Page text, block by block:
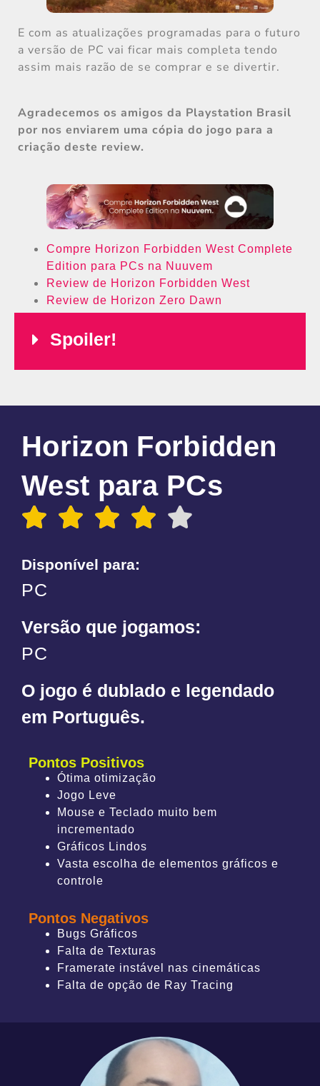
E com as atualizações programadas para o futuro
a versão de PC vai ficar mais completa tendo
assim mais razão de se comprar e se divertir.
Agradecemos os amigos da Playstation Brasil
por nos enviarem uma cópia do jogo para a
criação deste review.
Compre Horizon Forbidden West Complete
Edition para PCs na Nuuvem
Review de Horizon Forbidden West
Review de Horizon Zero Dawn
Spoiler!
Horizon Forbidden
West para PCs
Disponível para:
PC
Versão que jogamos:
PC
O jogo é dublado e legendado
em Português.
Pontos Positivos
Ótima otimização
Jogo Leve
Mouse e Teclado muito bem
incrementado
Gráficos Lindos
Vasta escolha de elementos gráficos e
controle
Pontos Negativos
Bugs Gráficos
Falta de Texturas
Framerate instável nas cinemáticas
Falta de opção de Ray Tracing